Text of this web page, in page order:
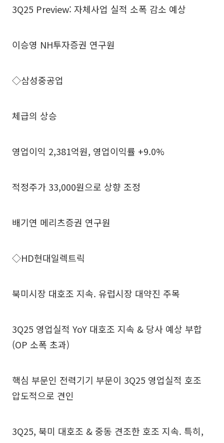
3Q25 Preview: 자체사업 실적 소폭 감소 예상
이승영 NH투자증권 연구원
◇삼성중공업
체급의 상승
영업이익 2,381억원, 영업이익률 +9.0%
적정주가 33,000원으로 상향 조정
배기연 메리츠증권 연구원
◇HD현대일렉트릭
북미시장 대호조 지속. 유럽시장 대약진 주목
3Q25 영업실적 YoY 대호조 지속 & 당사 예상 부합
(OP 소폭 초과)
핵심 부문인 전력기기 부문이 3Q25 영업실적 호조
압도적으로 견인
3Q25, 북미 대호조 & 중동 견조한 호조 지속. 특히,